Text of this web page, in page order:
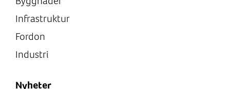
Infrastruktur
Fordon
Industri
Nyheter